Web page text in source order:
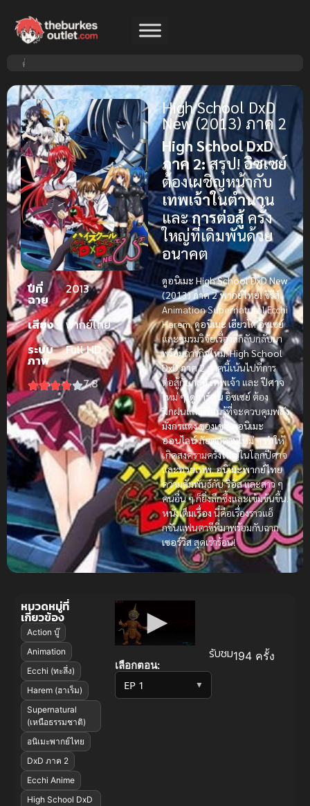
ปีที่
ฉาย
2013
เสียง
พากย์ไทย
ระบบ
ภาพ
Full HD
7.8
High School DxD
New (2013) ภาค 2
High School DxD
ภาค 2:สรุป!อิซเซย์
ต้องเผชิญหน้ากับ
เทพเจ้าในตำนาน
และการต่อสู้ครั้ง
ใหญ่ที่เดิมพันด้วย
อนาคต
ดูอนิเมะ High School DxD New
(2013) ภาค 2 พากย์ไทย!ซีรีส์
Animation Supernatural Ecchi
Harem.ดูอนิเมะเฮียวโด อิซเซย์
และชมรมวิจัยเรื่องลึกลับกลับมา
พร้อมภารกิจใหม่.High School
DxD ภาค 2ภาคนี้เน้นไปที่การ
ต่อสู้กับกลุ่มเทพเจ้าและ ปีศาจ
ใหม่ ๆ.ดูการ์ตูนอิซเซย์ต้อง
ฝึกฝนและเรียนรู้ที่จะควบคุมพลัง
มังกรแดงของเขา.ดูอนิเมะ
ออนไลน์ภัยคุกคามใหม่ ๆ ทำให้
เกิดสงครามครั้งใหญ่ในโลกปีศาจ
และทวยเทพ.อนิเมะพากย์ไทย
ความสัมพันธ์กับริอัสและสาว ๆ
คนอื่น ๆ ก็ยิ่งลึกซึ้งและเข้มข้นขึ้น.
หนังเต็มเรื่อง นี่คือเรื่องราวแอ็
กชันแฟนตาซีที่มาพร้อมกับฉาก
เซอร์วิสสุดเร่าร้อน!
เลือกตอน:
▼
รับชม194 ครั้ง
หมวดหมู่ที่
เกี่ยวข้อง
Action บู๊
Animation
Ecchi (ทะลึ่ง)
Harem (ฮาเร็ม)
Supernatural
(เหนือธรรมชาติ)
อนิเมะพากย์ไทย
DxD ภาค 2
Ecchi Anime
High School DxD